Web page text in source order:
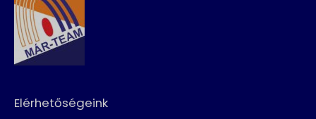
Elérhetőségeink